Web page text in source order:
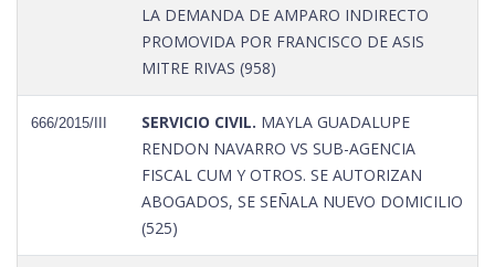
LA DEMANDA DE AMPARO INDIRECTO
PROMOVIDA POR FRANCISCO DE ASIS
MITRE RIVAS (958)
666/2015/III SERVICIO CIVIL. MAYLA GUADALUPE
RENDON NAVARRO VS SUB-AGENCIA
FISCAL CUM Y OTROS. SE AUTORIZAN
ABOGADOS, SE SEÑALA NUEVO DOMICILIO
(525)